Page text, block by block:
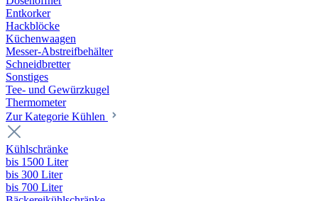
Entkorker
Hackblöcke
Küchenwaagen
Messer-Abstreifbehälter
Schneidbretter
Sonstiges
Tee- und Gewürzkugel
Thermometer
Zur Kategorie Kühlen
Kühlschränke
bis 1500 Liter
bis 300 Liter
bis 700 Liter